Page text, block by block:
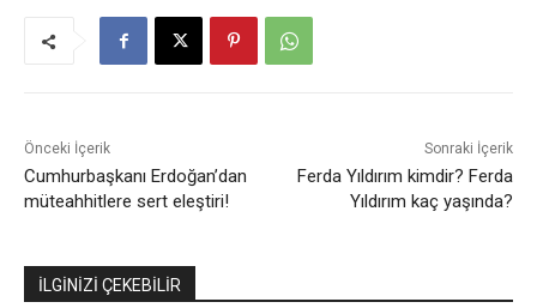
Önceki İçerik
Cumhurbaşkanı Erdoğan’dan
müteahhitlere sert eleştiri!
Sonraki İçerik
Ferda Yıldırım kimdir? Ferda
Yıldırım kaç yaşında?
İLGİNİZİ ÇEKEBİLİR